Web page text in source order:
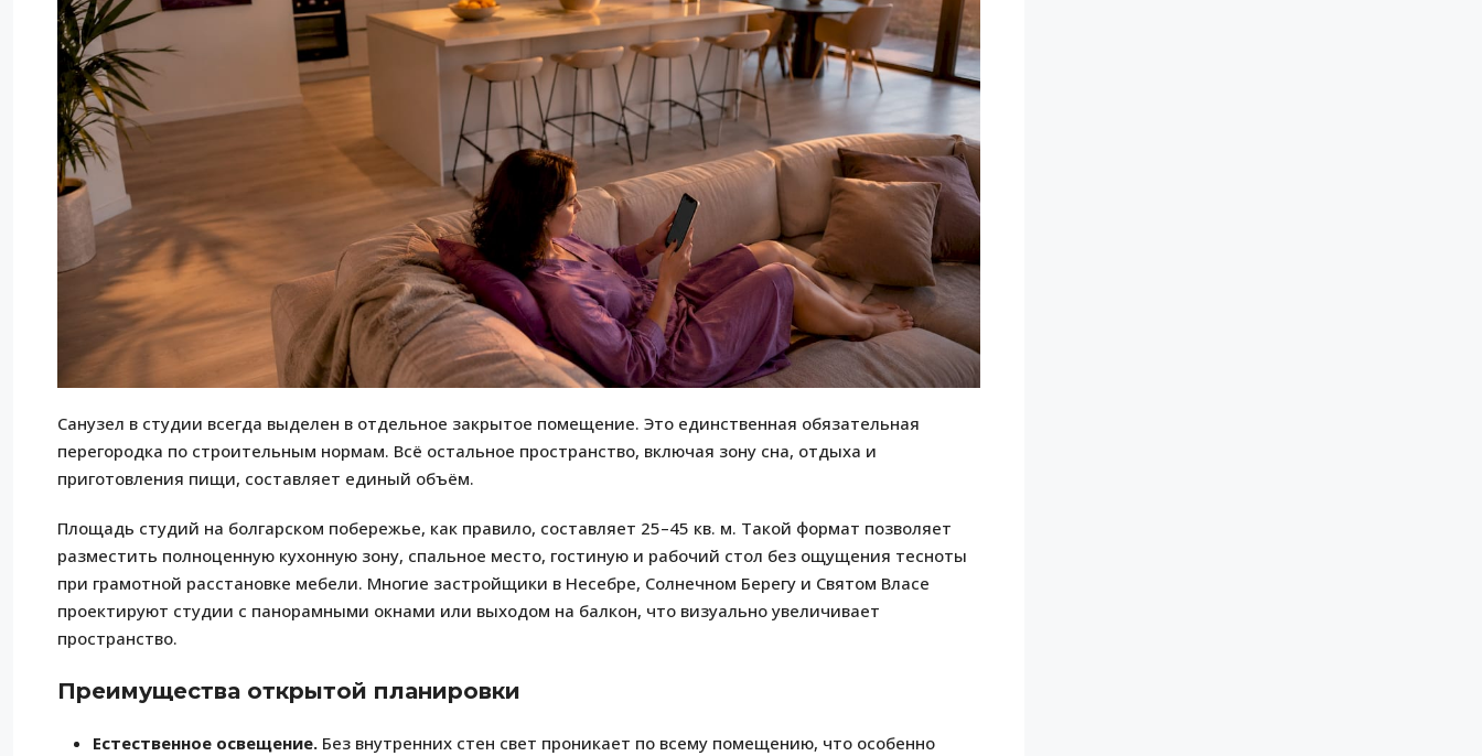
Санузел в студии всегда выделен в отдельное закрытое помещение. Это единственная обязательная
перегородка по строительным нормам. Всё остальное пространство, включая зону сна, отдыха и
приготовления пищи, составляет единый объём.
Площадь студий на болгарском побережье, как правило, составляет 25–45 кв. м. Такой формат позволяет
разместить полноценную кухонную зону, спальное место, гостиную и рабочий стол без ощущения тесноты
при грамотной расстановке мебели. Многие застройщики в Несебре, Солнечном Берегу и Святом Власе
проектируют студии с панорамными окнами или выходом на балкон, что визуально увеличивает
пространство.
Преимущества открытой планировки
Естественное освещение. Без внутренних стен свет проникает по всему помещению, что особенно